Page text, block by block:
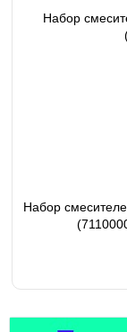
Набор
Набор